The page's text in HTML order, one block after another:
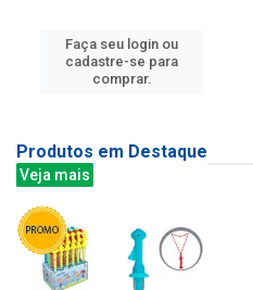
Faça seu login ou
cadastre-se para
comprar.
Produtos em Destaque
Veja mais